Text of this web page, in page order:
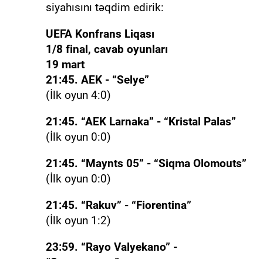
siyahısını təqdim edirik:
UEFA Konfrans Liqası
1/8 final, cavab oyunları
19 mart
21:45. AEK - “Selye”
(İlk oyun 4:0)
21:45. “AEK Larnaka” - “Kristal Palas”
(İlk oyun 0:0)
21:45. “Maynts 05” - “Siqma Olomouts”
(İlk oyun 0:0)
21:45. “Rakuv” - “Fiorentina”
(İlk oyun 1:2)
23:59. “Rayo Valyekano” -